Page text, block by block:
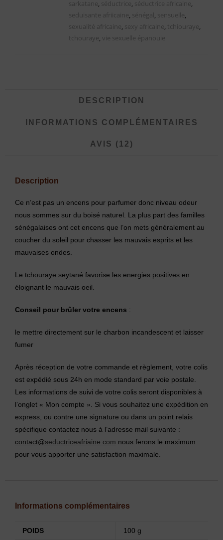
sarkatane, séductrice, séductrice africaine,
seduisante afriicaine, sénégal , sensuelle,
sexualité africaine, sexy africaine, tchiouraye,
tchouraye, vie sexuelle épanouie
DESCRIPTION
INFORMATIONS COMPLÉMENTAIRES
AVIS (12)
Description
Ce n’est pas un encens pour parfumer donc niveau odeur
nous sommes sur du boisé naturel. La plus part des familles
sénégalaises ont cet encens que l’on mets généralement au
coucher du soleil pour chasser les mauvais esprits et les
mauvaises ondes.
Le tchouraye seytané favorise les energies positives en
éloignant le mauvais oeil.
Conseil pour brûler votre encens :
le mettre directement sur le charbon incandescent et laisser
fumer
Après réception de votre commande et règlement, votre colis
est expédié sous 24h en mode standard par voie postale.
Les informations de suivi de votre colis seront disponibles à
l’onglet « Mon compte ». Si vous souhaitez une expédition en
express, ou contre une signature ou dans un point relais
spécifique contactez nous à l’adresse mail suivante :
contact@seductriceafriaine.com nous ferons le maximum
pour vous apporter une satisfaction maximale.
Informations complémentaires
POIDS 100 g